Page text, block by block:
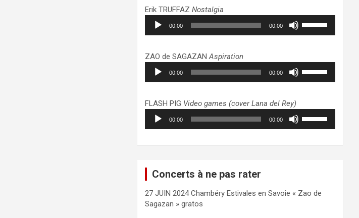
pour
augmenter
ou
volume.
Erik TRUFFAZNostalgia
Lecteur
audio
00:00 00:00
pour
augmenter
ou
volume.
ZAO de SAGAZANAspiration
Lecteur
audio
00:00 00:00
pour
augmenter
ou
FLASH PIG Video games (cover Lana del Rey)
Lecteur
audio
00:00 00:00
haut/bas
le
Concerts à ne pas rater
27 JUIN 2024 Chambéry Estivales en Savoie « Zao de
Sagazan » gratos